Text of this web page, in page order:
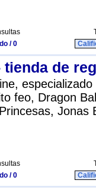
/ 0
de
feo, Dragon
Jonas
/ 0